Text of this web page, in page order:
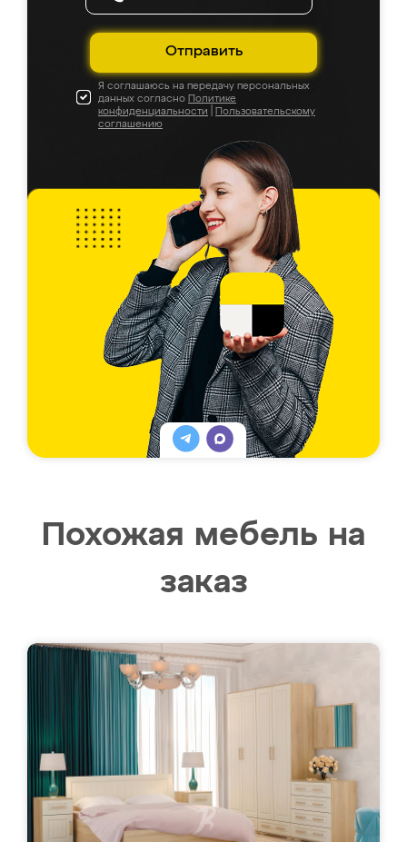
Отправить
Я соглашаюсь на передачу персональных
данных согласно Политике
конфиденциальности
Пользовательскому
соглашению
Похожая мебель на
заказ